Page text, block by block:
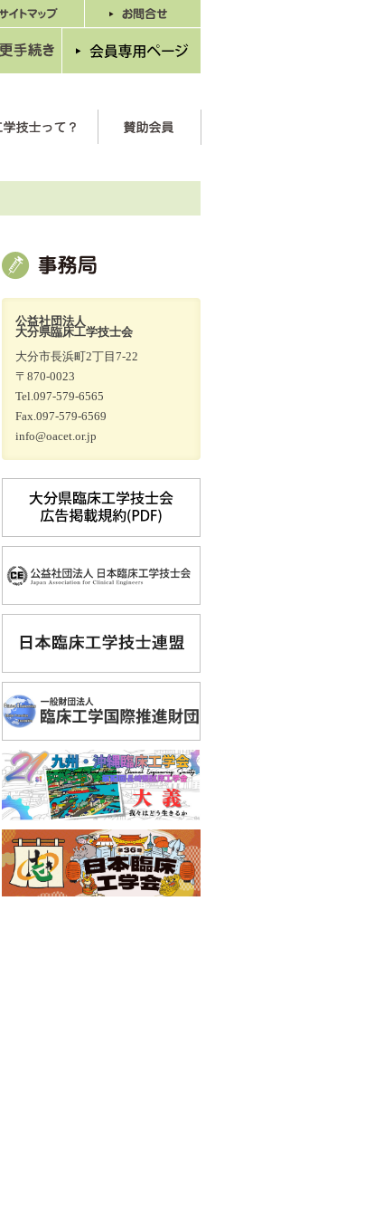
公益社団法人
大分県臨床工学技士会
大分市長浜町2丁目7-22
〒870-0023
Tel.097-579-6565
Fax.097-579-6569
info@oacet.or.jp